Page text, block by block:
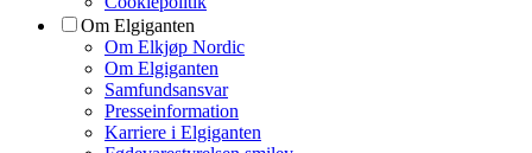
Om Elgiganten
Om Elkjøp Nordic
Om Elgiganten
Samfundsansvar
Presseinformation
Karriere i Elgiganten